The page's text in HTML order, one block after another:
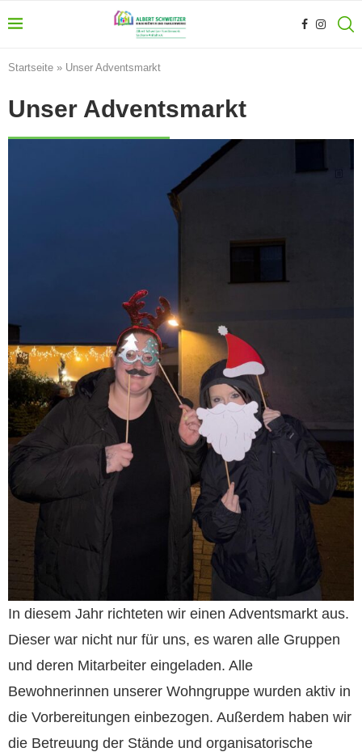
Startseite » Unser Adventsmarkt
Unser Adventsmarkt
In diesem Jahr richteten wir einen Adventsmarkt aus.
Dieser war nicht nur für uns, es waren alle Gruppen
und deren Mitarbeiter eingeladen. Alle
Bewohnerinnen unserer Wohngruppe wurden aktiv in
die Vorbereitungen einbezogen. Außerdem haben wir
die Betreuung der Stände und organisatorische